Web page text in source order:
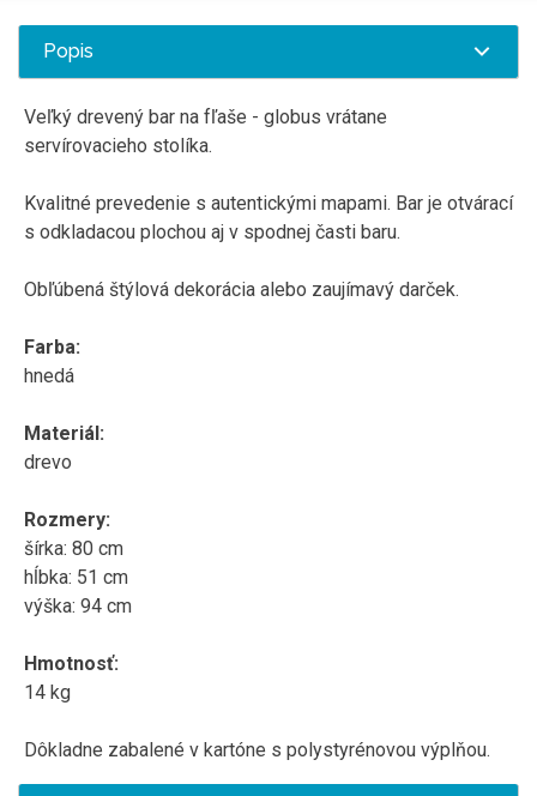
Popis
Veľký drevený bar na fľaše - globus vrátane
servírovacieho stolíka.
Kvalitné prevedenie s autentickými mapami. Bar je otvárací
s odkladacou plochou aj v spodnej časti baru.
Obľúbená štýlová dekorácia alebo zaujímavý darček.
Farba:
hnedá
Materiál:
drevo
Rozmery:
šírka: 80 cm
hĺbka: 51 cm
výška: 94 cm
Hmotnosť:
14 kg
Dôkladne zabalené v kartóne s polystyrénovou výplňou.